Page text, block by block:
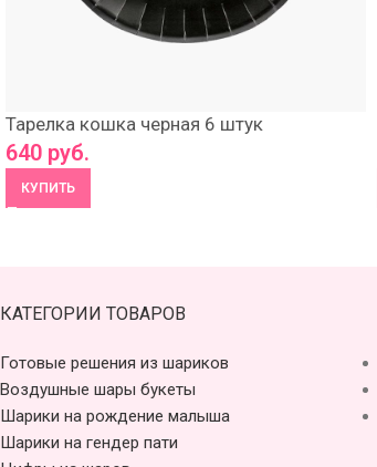
Тарелка кошка черная 6 штук
640 руб.
КУПИТЬ
КАТЕГОРИИ ТОВАРОВ
Готовые решения из шариков
Воздушные шары букеты
Шарики на рождение малыша
Шарики на гендер пати